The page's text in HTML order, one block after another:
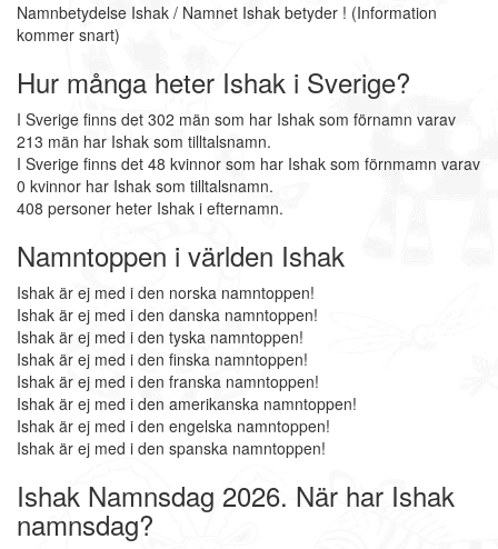
Namnbetydelse Ishak / Namnet Ishak betyder ! (Information
kommer snart)
Hur många heter Ishak i Sverige?
I Sverige finns det 302 män som har Ishak som förnamn varav
213 män har Ishak som tilltalsnamn.
I Sverige finns det 48 kvinnor som har Ishak som förnmamn varav
0 kvinnor har Ishak som tilltalsnamn.
408 personer heter Ishak i efternamn.
Namntoppen i världen Ishak
Ishak är ej med i den norska namntoppen!
Ishak är ej med i den danska namntoppen!
Ishak är ej med i den tyska namntoppen!
Ishak är ej med i den finska namntoppen!
Ishak är ej med i den franska namntoppen!
Ishak är ej med i den amerikanska namntoppen!
Ishak är ej med i den engelska namntoppen!
Ishak är ej med i den spanska namntoppen!
Ishak Namnsdag 2026. När har Ishak
namnsdag?